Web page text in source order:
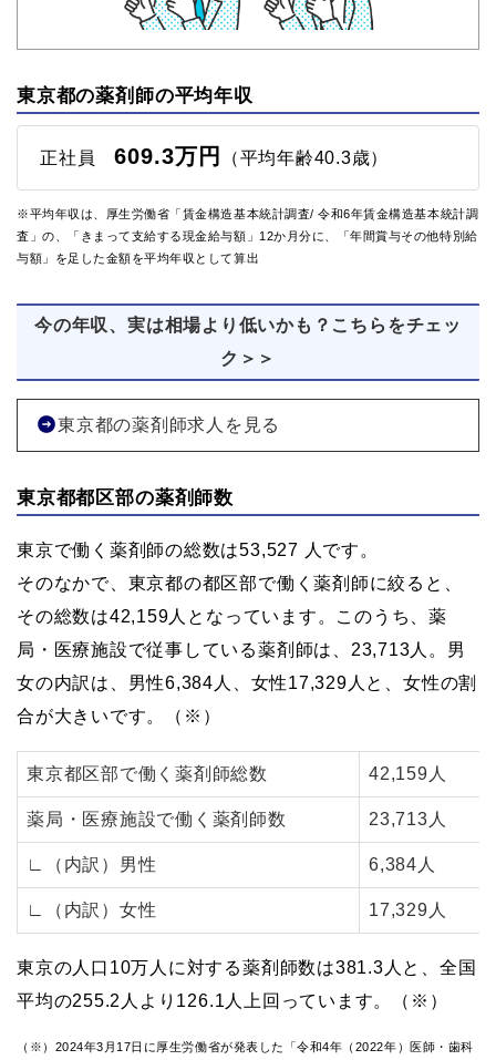
東京都の薬剤師の平均年収
正社員609.3万円 （平均年齢40.3歳）
※平均年収は、厚生労働省「賃金構造基本統計調査/ 令和6年賃金構造基本統計調
査」の、「きまって支給する現金給与額」12か月分に、「年間賞与その他特別給
与額」を足した金額を平均年収として算出
今の年収、実は相場より低いかも？こちらをチェッ
ク＞＞
東京都の薬剤師求人を見る
東京都都区部の薬剤師数
東京で働く薬剤師の総数は53,527 人です。
そのなかで、東京都の都区部で働く薬剤師に絞ると、
その総数は42,159人となっています。このうち、薬
局・医療施設で従事している薬剤師は、23,713人。男
女の内訳は、男性6,384人、女性17,329人と、女性の割
合が大きいです。（※）
東京都区部で働く薬剤師総数 42,159人
薬局・医療施設で働く薬剤師数 23,713人
∟（内訳）男性 6,384人
∟（内訳）女性 17,329人
東京の人口10万人に対する薬剤師数は381.3人と、全国
平均の255.2人より126.1人上回っています。（※）
（※）2024年3月17日に厚生労働省が発表した「令和4年（2022年）医師・歯科